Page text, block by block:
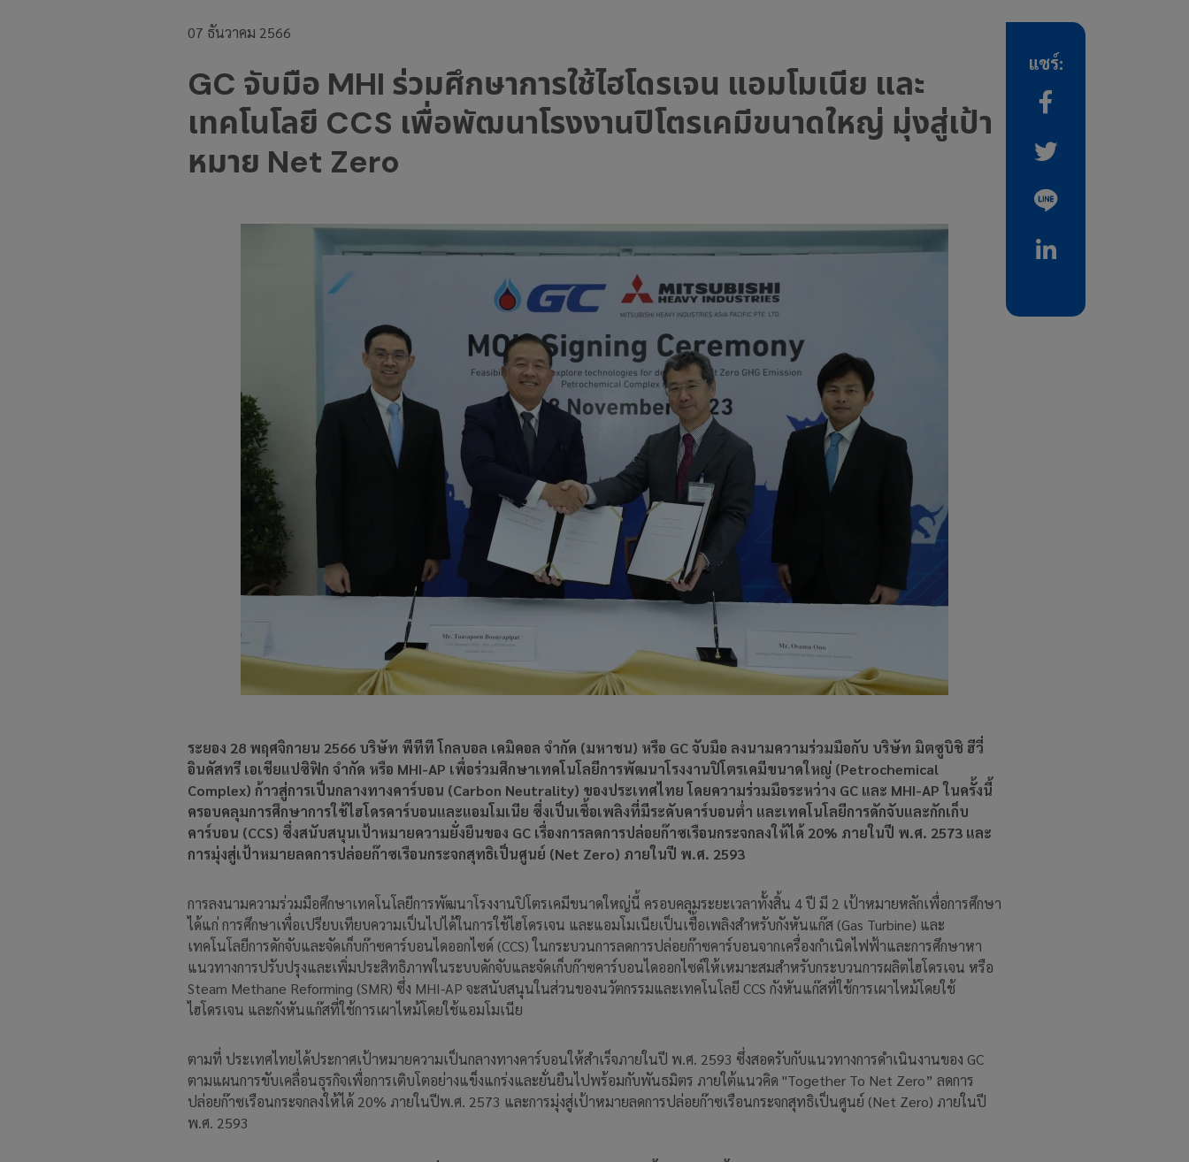
07 ธันวาคม 2566
GC จับมือ MHI ร่วมศึกษาการใช้ไฮโดรเจน แอมโมเนีย และ
เทคโนโลยี CCS เพื่อพัฒนาโรงงานปิโตรเคมีขนาดใหญ่ มุ่งสู่เป้า
หมาย Net Zero
ระยอง 28 พฤศจิกายน 2566 บริษัท พีทีที โกลบอล เคมิคอล จำกัด (มหาชน) หรือ GC จับมือ ลงนามความร่วมมือกับ บริษัท มิตซูบิชิ ฮีวี่
อินดัสทรี เอเชียแปซิฟิก จำกัด หรือ MHI-AP เพื่อร่วมศึกษาเทคโนโลยีการพัฒนาโรงงานปิโตรเคมีขนาดใหญ่ (Petrochemical
Complex) ก้าวสู่การเป็นกลางทางคาร์บอน (Carbon Neutrality) ของประเทศไทย โดยความร่วมมือระหว่าง GC และ MHI-AP ในครั้งนี้
ครอบคลุมการศึกษาการใช้ไฮโดรคาร์บอนและแอมโมเนีย ซึ่งเป็นเชื้อเพลิงที่มีระดับคาร์บอนต่ำ และเทคโนโลยีการดักจับและกักเก็บ
คาร์บอน (CCS) ซึ่งสนับสนุนเป้าหมายความยั่งยืนของ GC เรื่องการลดการปล่อยก๊าซเรือนกระจกลงให้ได้ 20% ภายในปี พ.ศ. 2573 และ
การมุ่งสู่เป้าหมายลดการปล่อยก๊าซเรือนกระจกสุทธิเป็นศูนย์ (Net Zero) ภายในปี พ.ศ. 2593
การลงนามความร่วมมือศึกษาเทคโนโลยีการพัฒนาโรงงานปิโตรเคมีขนาดใหญ่นี้ ครอบคลุมระยะเวลาทั้งสิ้น 4 ปี มี 2 เป้าหมายหลักเพื่อการศึกษา
ได้แก่ การศึกษาเพื่อเปรียบเทียบความเป็นไปได้ในการใช้ไฮโดรเจน และแอมโมเนียเป็นเชื้อเพลิงสำหรับกังหันแก๊ส (Gas Turbine) และ
เทคโนโลยีการดักจับและจัดเก็บก๊าซคาร์บอนไดออกไซด์ (CCS) ในกระบวนการลดการปล่อยก๊าซคาร์บอนจากเครื่องกำเนิดไฟฟ้าและการศึกษาหา
แนวทางการปรับปรุงและเพิ่มประสิทธิภาพในระบบดักจับและจัดเก็บก๊าซคาร์บอนไดออกไซด์ให้เหมาะสมสำหรับกระบวนการผลิตไฮโดรเจน หรือ
Steam Methane Reforming (SMR) ซึ่ง MHI-AP จะสนับสนุนในส่วนของนวัตกรรมและเทคโนโลยี CCS กังหันแก๊สที่ใช้การเผาไหม้โดยใช้
ไฮโดรเจน และกังหันแก๊สที่ใช้การเผาไหม้โดยใช้แอมโมเนีย
ตามที่ ประเทศไทยได้ประกาศเป้าหมายความเป็นกลางทางคาร์บอนให้สำเร็จภายในปี พ.ศ. 2593 ซึ่งสอดรับกับแนวทางการดำเนินงานของ GC
ตามแผนการขับเคลื่อนธุรกิจเพื่อการเติบโตอย่างแข็งแกร่งและยั่นยืนไปพร้อมกับพันธมิตร ภายใต้แนวคิด "Together To Net Zero” ลดการ
ปล่อยก๊าซเรือนกระจกลงให้ได้ 20% ภายในปีพ.ศ. 2573 และการมุ่งสู่เป้าหมายลดการปล่อยก๊าซเรือนกระจกสุทธิเป็นศูนย์ (Net Zero) ภายในปี
พ.ศ. 2593
แชร์: